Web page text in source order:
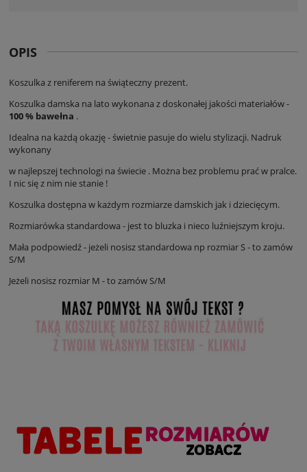
OPIS
Koszulka z reniferem na świąteczny prezent.
Koszulka damska na lato wykonana z doskonałej jakości materiałów -
100 % bawełna .
Idealna na każdą okazję - świetnie pasuje do wielu stylizacji. Nadruk
wykonany
w najlepszej technologi na świecie . Można bez problemu prać w pralce.
I nic się z nim nie stanie !
Koszulka dostępna w każdym rozmiarze damskich jak i dziecięcym.
Rozmiarówka standardowa - jest to bluzka i nieco luźniejszym kroju.
Mała podpowiedź - jeżeli nosisz standardowa np rozmiar S - to zamów
S/M
Jeżeli nosisz rozmiar M - to zamów S/M